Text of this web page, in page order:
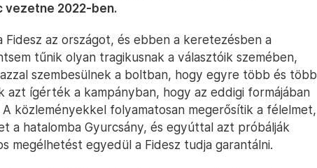
vezetne 2022-ben.
az országot, és ebben a keretezésben a
tűnik olyan tragikusnak a választóik szemében,
szembesülnek a boltban, hogy egyre több és több
azt ígérték a kampányban, hogy az eddigi formájában
közleményekkel folyamatosan megerősítik a félelmet,
a hatalomba Gyurcsány, és egyúttal azt próbálják
megélhetést egyedül a Fidesz tudja garantálni.